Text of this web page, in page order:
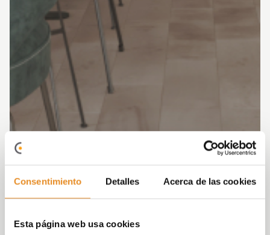
Consentimiento Detalles Acerca de las cookies
Esta página web usa cookies